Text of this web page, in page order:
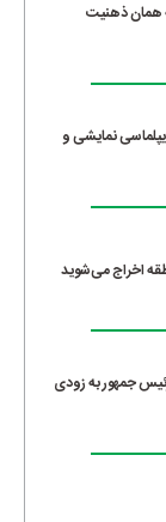
همان ذهنیت
نمایشی و
اخراج می‌شوید
جمهور به زودی